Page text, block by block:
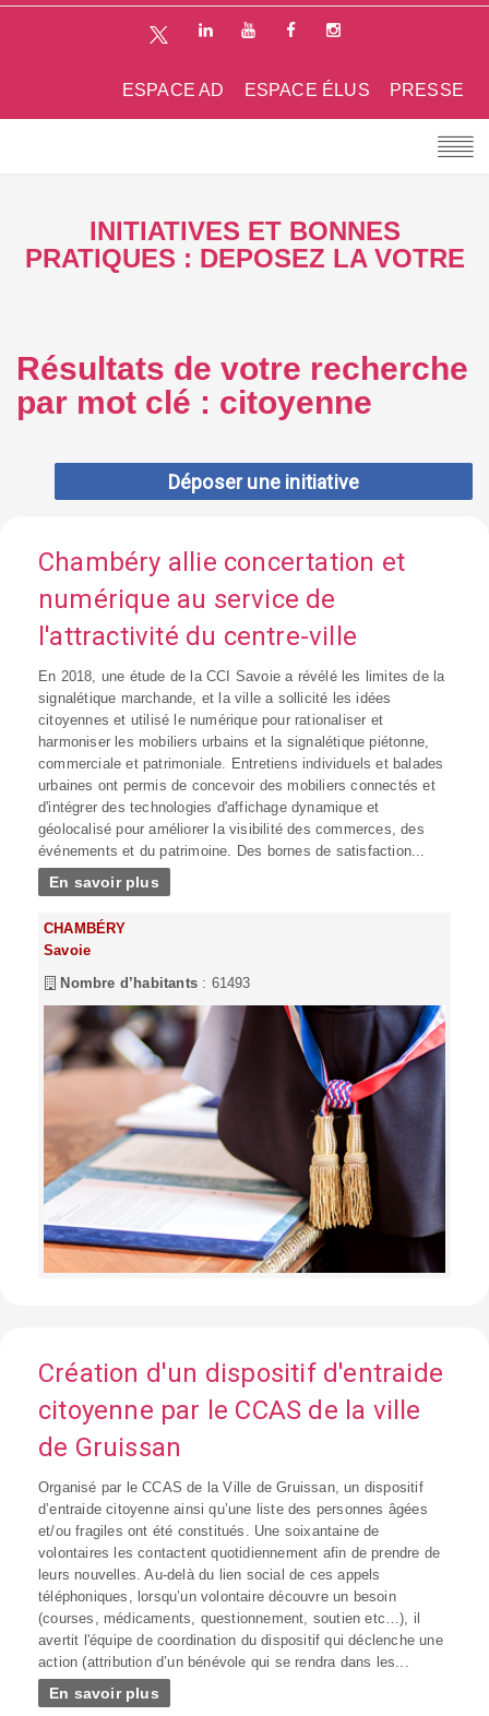
PRESSE
ESPACE ÉLUS
ESPACE AD
INITIATIVES ET BONNES
PRATIQUES : DEPOSEZ LA VOTRE
Résultats de votre recherche
par mot clé : citoyenne
Déposer une initiative
Chambéry allie concertation et
numérique au service de
l'attractivité du centre-ville
En 2018, une étude de la CCI Savoie a révélé les limites de la
signalétique marchande, et la ville a sollicité les idées
citoyennes et utilisé le numérique pour rationaliser et
harmoniser les mobiliers urbains et la signalétique piétonne,
commerciale et patrimoniale. Entretiens individuels et balades
urbaines ont permis de concevoir des mobiliers connectés et
d'intégrer des technologies d'affichage dynamique et
géolocalisé pour améliorer la visibilité des commerces, des
événements et du patrimoine. Des bornes de satisfaction...
En savoir plus
CHAMBÉRY
Savoie
Nombre d’habitants : 61493
Création d'un dispositif d'entraide
citoyenne par le CCAS de la ville
de Gruissan
Organisé par le CCAS de la Ville de Gruissan, un dispositif
d’entraide citoyenne ainsi qu’une liste des personnes âgées
et/ou fragiles ont été constitués. Une soixantaine de
volontaires les contactent quotidiennement afin de prendre de
leurs nouvelles. Au-delà du lien social de ces appels
téléphoniques, lorsqu’un volontaire découvre un besoin
(courses, médicaments, questionnement, soutien etc…), il
avertit l'équipe de coordination du dispositif qui déclenche une
action (attribution d’un bénévole qui se rendra dans les...
En savoir plus